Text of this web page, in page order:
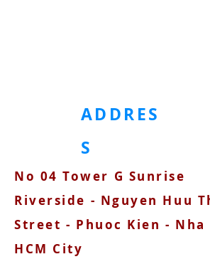
ADDRES
S
No 04 Tower G Sunrise
Riverside - Nguyen Huu
Street - Phuoc Kien - Nha
HCM City